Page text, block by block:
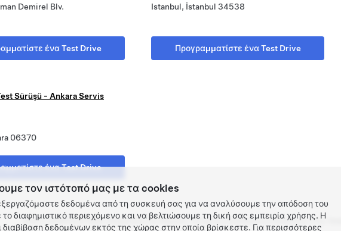
Demirel Blv.
ένα Test Drive
Istanbul, İstanbul 34538
Προγραμματίστε ένα Test Drive
Sürüşü - Ankara Servis
06370
ένα Test Drive
Tesla ©2026 Προστασία απορρήτου και Νομικές υποχρεώσεις ΕπικοινωνίαΕργασία στην Tesla
τον ιστότοπό μας με τα cookies
δεδομένα από τη συσκευή σας για να αναλύσουμε την απόδοση του
διαφημιστικό περιεχόμενο και να βελτιώσουμε τη δική σας εμπειρία χρήσης. Η
δεδομένων εκτός της χώρας στην οποία βρίσκεστε. Για περισσότερες